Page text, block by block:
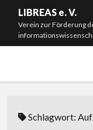
LIBREAS e. V.
Verein zur Förderung
Schlagwort: